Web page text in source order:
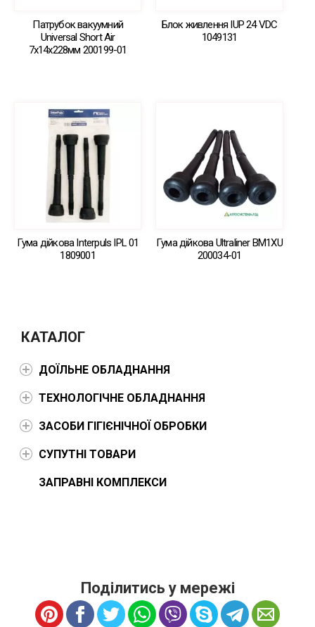
Патрубок вакуумний
Universal Short Air
7х14х228мм 200199-01
Блок живлення IUP 24 VDC
1049131
Гума дійкова Interpuls IPL 01
1809001
Гума дійкова Ultraliner BM1XU
200034-01
КАТАЛОГ
ДОЇЛЬНЕ ОБЛАДНАННЯ
ТЕХНОЛОГІЧНЕ ОБЛАДНАННЯ
ЗАСОБИ ГІГІЄНІЧНОЇ ОБРОБКИ
СУПУТНІ ТОВАРИ
ЗАПРАВНІ КОМПЛЕКСИ
Поділитись у мережі